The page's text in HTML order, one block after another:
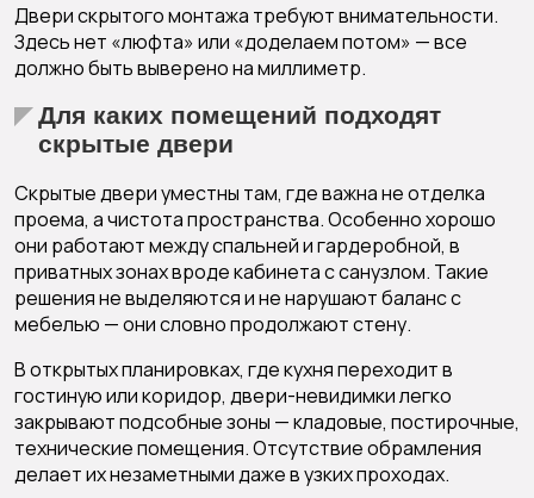
Двери скрытого монтажа требуют внимательности.
Здесь нет «люфта» или «доделаем потом» — все
должно быть выверено на миллиметр.
Для каких помещений подходят
скрытые двери
Скрытые двери уместны там, где важна не отделка
проема, а чистота пространства. Особенно хорошо
они работают между спальней и гардеробной, в
приватных зонах вроде кабинета с санузлом. Такие
решения не выделяются и не нарушают баланс с
мебелью — они словно продолжают стену.
В открытых планировках, где кухня переходит в
гостиную или коридор, двери-невидимки легко
закрывают подсобные зоны — кладовые, постирочные,
технические помещения. Отсутствие обрамления
делает их незаметными даже в узких проходах.